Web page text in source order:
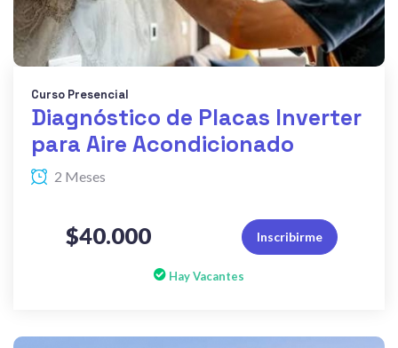
Curso Presencial
Diagnóstico de Placas Inverter
para Aire Acondicionado
2 Meses
$40.000 Inscribirme
Hay Vacantes